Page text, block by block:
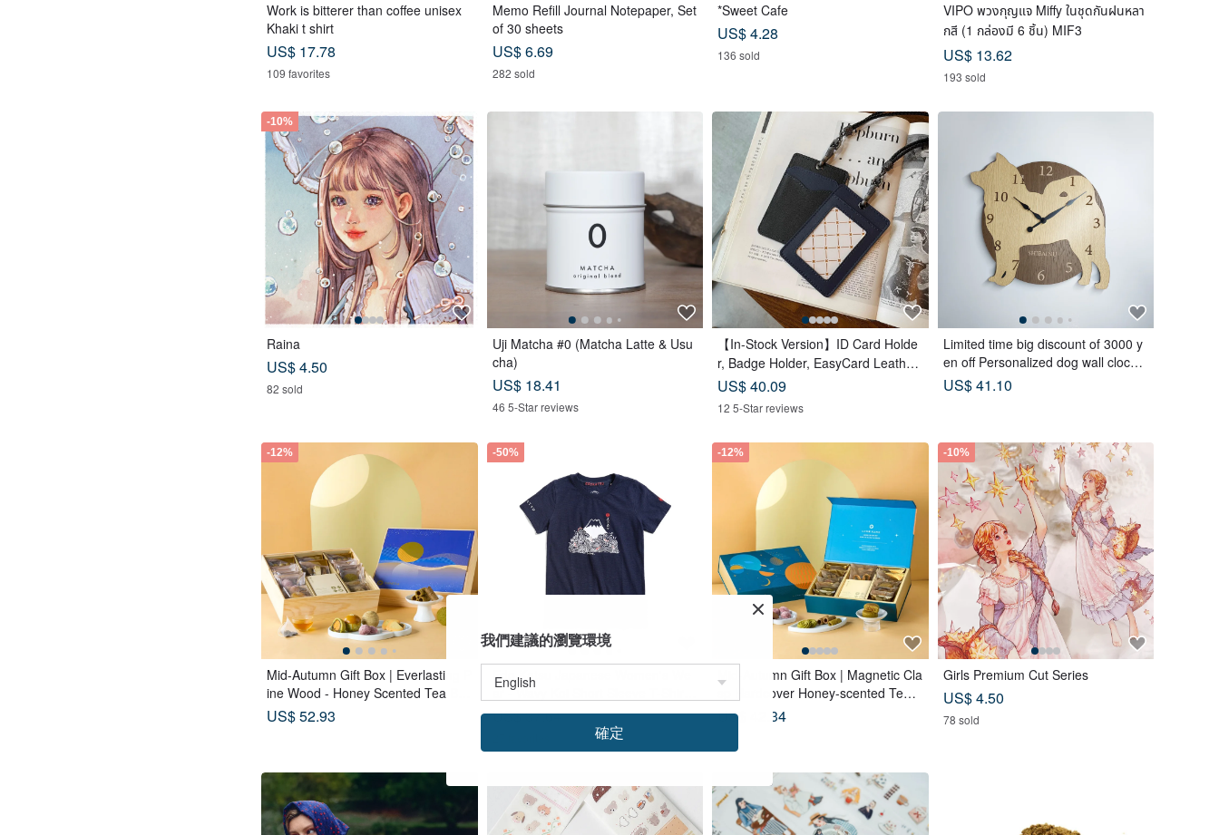
Work is bitterer than coffee unisex
Khaki t shirt
US$ 17.78
109 favorites
Memo Refill Journal Notepaper, Set
of 30 sheets
US$ 6.69
282 sold
*Sweet Cafe
US$ 4.28
136 sold
VIPO พวงกุญแจ Miffy ในชุดกันฝนหลา
กสี (1 กล่องมี 6 ชิ้น) MIF3
US$ 13.62
193 sold
-10%
Raina
US$ 4.50
82 sold
Uji Matcha #0 (Matcha Latte & Usu
cha)
US$ 18.41
46 5-Star reviews
【In-Stock Version】ID Card Holde
r, Badge Holder, EasyCard Leather
Case, Leather Goods, ID Holder, Bi
rthday Gift
US$ 40.09
12 5-Star reviews
Limited time big discount of 3000 y
en off Personalized dog wall clock
with a protruding edge, Shiba Inu, b
eige, silent clock
US$ 41.10
-12%
Mid-Autumn Gift Box | Everlasting P
ine Wood - Honey Scented Tea Ba
gs x Double Tea Custard Mooncak
es x Tea Pastries (18 pcs) - Azure
US$ 52.93
-50%
Edo Katsu Japanese Women's We
ar - Wavy Koi Short Sleeve T-Shirt
(Navy Blue) #Tops #ShortSleeve
US$ 37.64
-12%
Mid-Autumn Gift Box | Magnetic Cla
sp Hardcover Honey-scented Tea B
ags x Tea Cakes (18 pcs) - Lunar B
US$ 42.34
-10%
Girls Premium Cut Series
US$ 4.50
78 sold
我們建議的瀏覽環境
確定